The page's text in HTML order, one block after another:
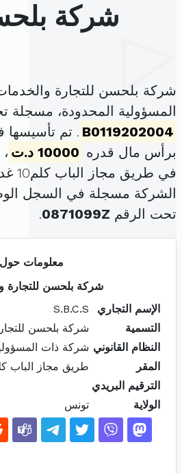
شركة
شركة بلحسن للتجارة
المسؤولية المحدودة، مسجلة
B0119202004
برأس مال قدره 10000 د.ت
في طريق مجاز الباب كلم10 غدير القلة تونس (
الشركة مسجلة في السجل
تحت الرقم 0871099Z
.
معلومات حول
شركة بلحسن للتجارة
الإسم التجاري
S.B.C.S
التسمية
شركة بلحسن
النظام القانوني شركة ذات
المقر
طريق مجاز الباب كلم10 غدير القلة
الترقيم البريدي
الولاية
تونس